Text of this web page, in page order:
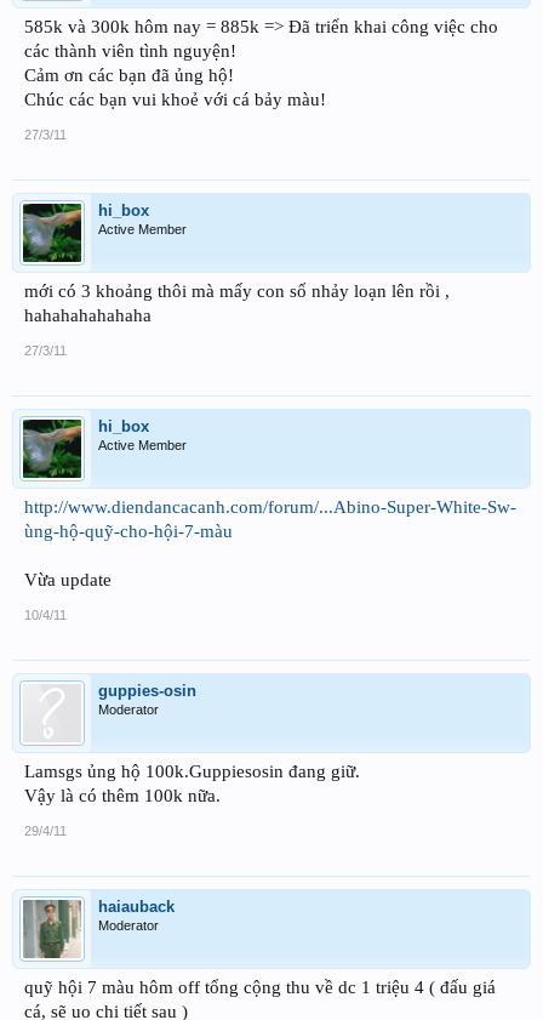
585k và 300k hôm nay = 885k => Đã triển khai công việc cho
các thành viên tình nguyện!
Cảm ơn các bạn đã ủng hộ!
Chúc các bạn vui khoẻ với cá bảy màu!
27/3/11
hi_box
Active Member
mới có 3 khoảng thôi mà mấy con số nhảy loạn lên rồi ,
hahahahahahaha
27/3/11
hi_box
Active Member
http://www.diendancacanh.com/forum/...Abino-Super-White-Sw-
ùng-hộ-quỹ-cho-hội-7-màu
Vừa update
10/4/11
guppies-osin
Moderator
Lamsgs ủng hộ 100k.Guppiesosin đang giữ.
Vậy là có thêm 100k nữa.
29/4/11
haiauback
Moderator
quỹ hội 7 màu hôm off tổng cộng thu về dc 1 triệu 4 ( đấu giá
cá, sẽ uo chi tiết sau )